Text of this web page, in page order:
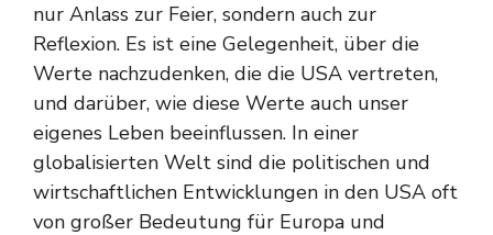
nur Anlass zur Feier, sondern auch zur
Reflexion. Es ist eine Gelegenheit, über die
Werte nachzudenken, die die USA vertreten,
und darüber, wie diese Werte auch unser
eigenes Leben beeinflussen. In einer
globalisierten Welt sind die politischen und
wirtschaftlichen Entwicklungen in den USA oft
von großer Bedeutung für Europa und